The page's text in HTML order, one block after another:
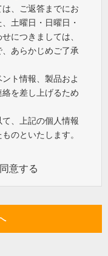
、ご返答までにお
土曜日・日曜日・
につきましては、
あらかじめご了承
ト情報、製品およ
を差し上げるため
、上記の個人情報
のといたします。
意する